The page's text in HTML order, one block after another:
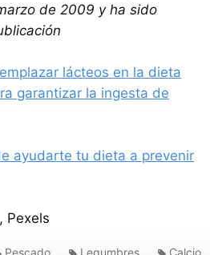
de 2009 y ha sido
lácteos en la dieta
garantizar la ingesta de
ayudarte tu dieta a prevenir
Pexels
Pescado Legumbres Calcio